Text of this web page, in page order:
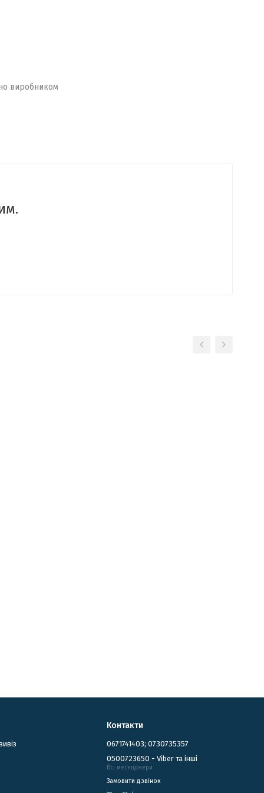
виробником
Контакти
0671741403; 0730735357
0500723650 - Viber та інші
Всі месенджери
Замовити дзвінок